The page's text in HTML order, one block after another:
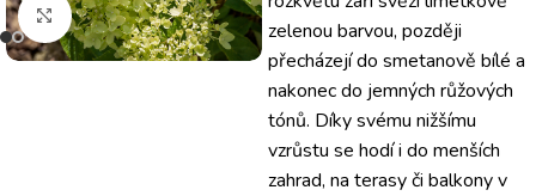
Klikněte pro zvětšení
zelenou barvou, později
přecházejí do smetanově bílé a
nakonec do jemných růžových
tónů. Díky svému nižšímu
vzrůstu se hodí i do menších
zahrad, na terasy či balkony v